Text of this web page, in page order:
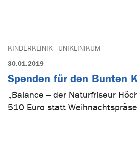
KINDERKLINIK UNIKLINIKUM
30.01.2019
Spenden für den Bunten
„Balance – der Naturfriseur
510 Euro statt